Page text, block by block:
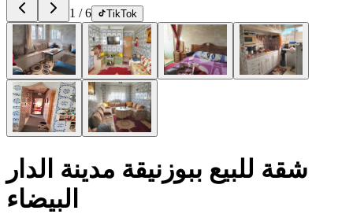
1 /6 TikTok
شقة للبيع ببوزنيقة مدينة الدار
البيضاء